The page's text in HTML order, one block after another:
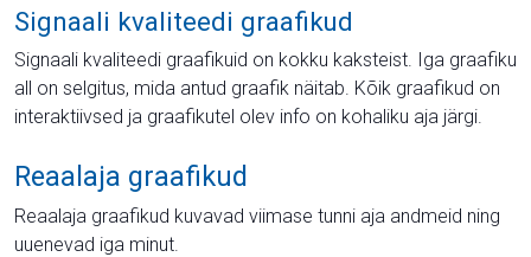
Signaali kvaliteedi graafikud
Signaali kvaliteedi graafikuid on kokku kaksteist. Iga graafiku
all on selgitus, mida antud graafik näitab. Kõik graafikud on
interaktiivsed ja graafikutel olev info on kohaliku aja järgi.
Reaalaja graafikud
Reaalaja graafikud kuvavad viimase tunni aja andmeid ning
uuenevad iga minut.